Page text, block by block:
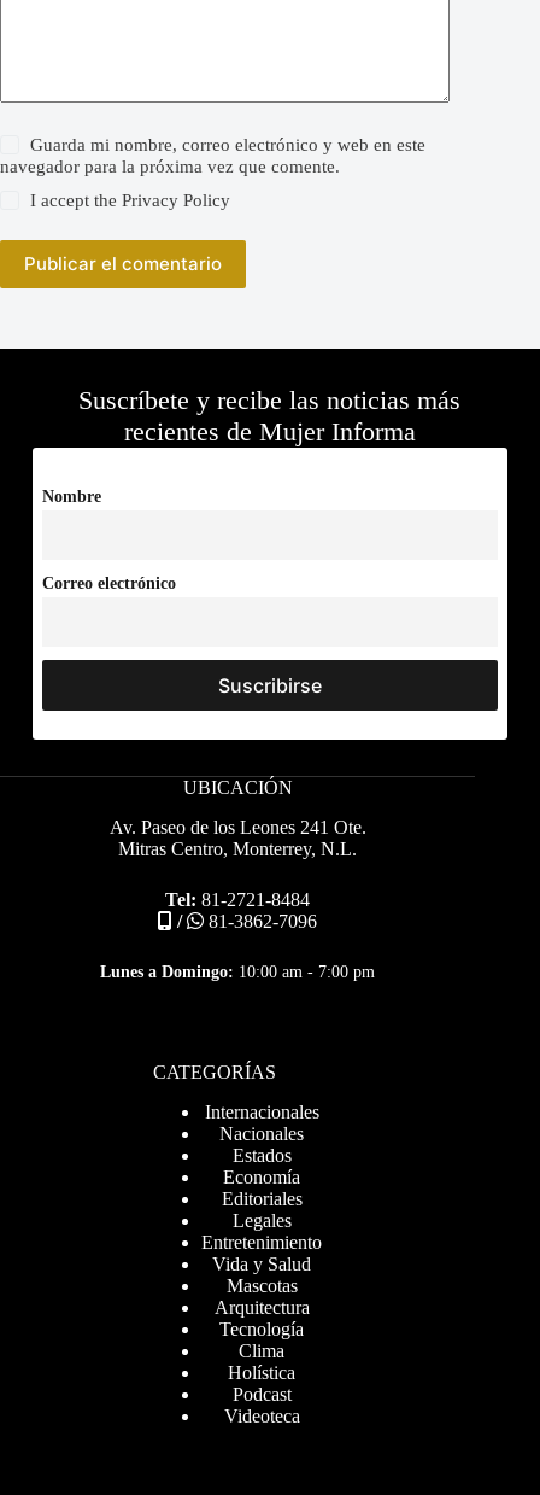
Guarda mi nombre, correo electrónico y web en este
navegador para la próxima vez que comente.
I accept thePrivacy Policy
Publicar el comentario
Suscríbete y recibe las noticias más
recientes de Mujer Informa
Nombre
Correo electrónico
UBICACIÓN
Av. Paseo de los Leones 241 Ote.
Mitras Centro, Monterrey, N.L.
Tel: 81-2721-8484
/
81-3862-7096
Lunes a Domingo: 10:00 am - 7:00 pm
CATEGORÍAS
Internacionales
Nacionales
Estados
Economía
Editoriales
Legales
Entretenimiento
Vida y Salud
Mascotas
Arquitectura
Tecnología
Clima
Holística
Podcast
Videoteca